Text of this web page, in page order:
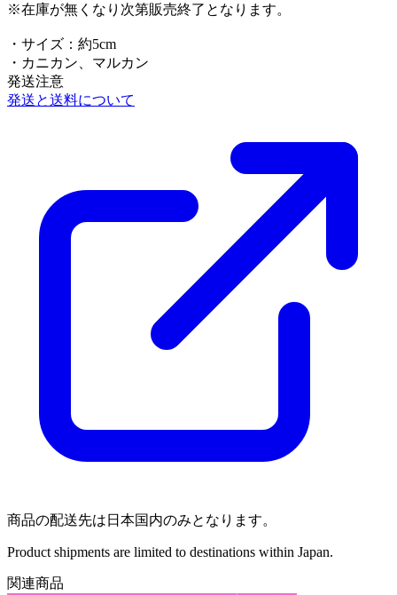
※在庫が無くなり次第販売終了となります。
・サイズ：約5cm
・カニカン、マルカン
発送注意
発送と送料について
商品の配送先は日本国内のみとなります。
Product shipments are limited to destinations within Japan.
関連商品